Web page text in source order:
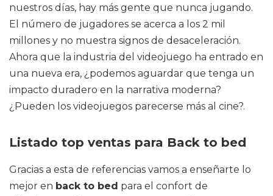
nuestros días, hay más gente que nunca jugando.
El número de jugadores se acerca a los 2 mil
millones y no muestra signos de desaceleración.
Ahora que la industria del videojuego ha entrado en
una nueva era, ¿podemos aguardar que tenga un
impacto duradero en la narrativa moderna?
¿Pueden los videojuegos parecerse más al cine?.
Listado top ventas para Back to bed
Gracias a esta de referencias vamos a enseñarte lo
mejor en back to bed para el confort de